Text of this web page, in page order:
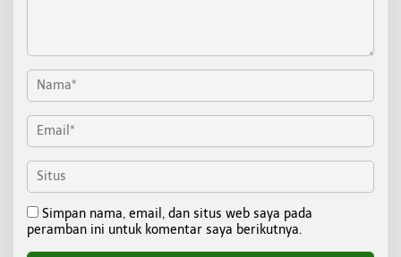
Simpan nama, email, dan situs web saya pada
peramban ini untuk komentar saya berikutnya.